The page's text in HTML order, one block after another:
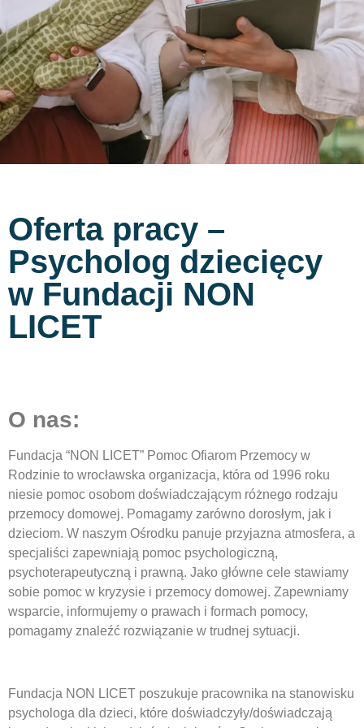
Oferta pracy –
Psycholog dziecięcy
w Fundacji NON
LICET
O nas:
Fundacja “NON LICET” Pomoc Ofiarom Przemocy w
Rodzinie to wrocławska organizacja, która od 1996 roku
niesie pomoc osobom doświadczającym różnego rodzaju
przemocy domowej. Pomagamy zarówno dorosłym, jak i
dzieciom. W naszym Ośrodku panuje przyjazna atmosfera, a
specjaliści zapewniają pomoc psychologiczną,
psychoterapeutyczną i prawną. Jako główne cele stawiamy
sobie pomoc w kryzysie i przemocy domowej. Zapewniamy
wsparcie, informujemy o prawach i formach pomocy,
pomagamy znaleźć rozwiązanie w trudnej sytuacji.
Fundacja NON LICET poszukuje pracownika na stanowisku
psychologa dla dzieci, które doświadczyły/doświadczają